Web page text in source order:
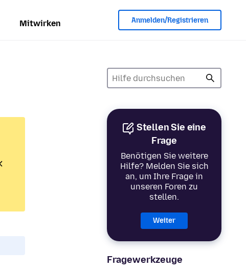
Mitwirken Anmelden/Registrieren
Stellen Sie eine
Frage
Benötigen Sie weitere
Hilfe? Melden Sie sich
an, um Ihre Frage in
unseren Foren zu
stellen.
Weiter
Fragewerkzeuge